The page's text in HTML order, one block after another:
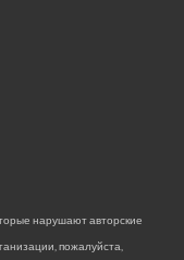
нарушают авторские
пожалуйста,